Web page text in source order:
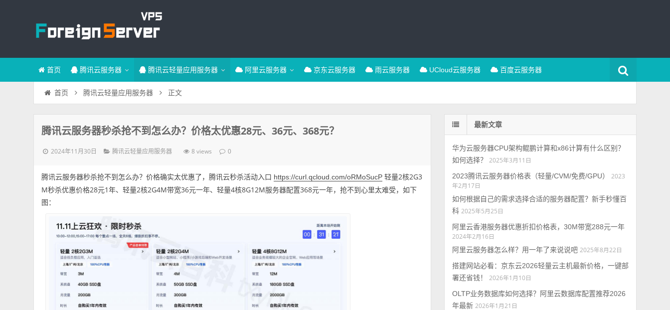
首页 腾讯云服务器 腾讯云轻量应用服务器 阿里云服务器 京东云服务器 雨云服务器 UCloud云服务器 百度云服务器
首页 腾讯云轻量应用服务器 正文
腾讯云服务器秒杀抢不到怎么办？价格太优惠28元、36元、368元？
2024年11月30日 腾讯云轻量应用服务器 8 views 0
腾讯云服务器秒杀抢不到怎么办？价格确实太优惠了，腾讯云秒杀活动入口 https://curl.qcloud.com/oRMoSucP 轻量2核2G3
M秒杀优惠价格28元1年、轻量2核2G4M带宽36元一年、轻量4核8G12M服务器配置368元一年，抢不到心里太难受，如下
图：
最新文章
华为云服务器CPU架构鲲鹏计算和x86计算有什么区别？
如何选择？
2025年3月11日
2023腾讯云服务器价格表（轻量/CVM/免费/GPU）
2023
年2月17日
如何根据自己的需求选择合适的服务器配置？新手秒懂百
科 2025年5月25日
阿里云香港服务器优惠折扣价格表，30M带宽288元一年
2024年2月16日
阿里云服务器怎么样？用一年了来说说吧 2025年8月22日
搭建网站必看：京东云2026轻量云主机最新价格，一键部
署还省钱！
2026年1月10日
OLTP业务数据库如何选择？阿里云数据库配置推荐2026
年最新 2026年1月21日